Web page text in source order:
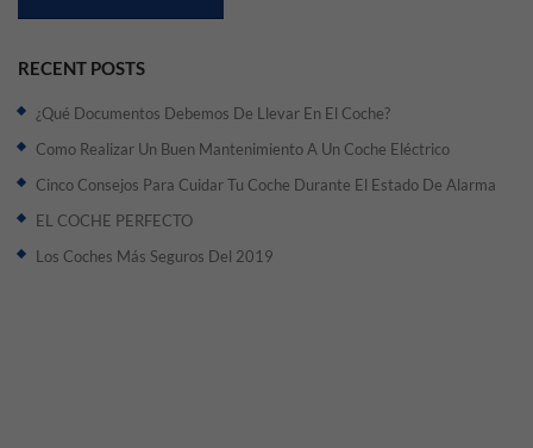
RECENT POSTS
¿Qué Documentos Debemos De Llevar En El Coche?
Como Realizar Un Buen Mantenimiento A Un Coche Eléctrico
Cinco Consejos Para Cuidar Tu Coche Durante El Estado De Alarma
EL COCHE PERFECTO
Los Coches Más Seguros Del 2019